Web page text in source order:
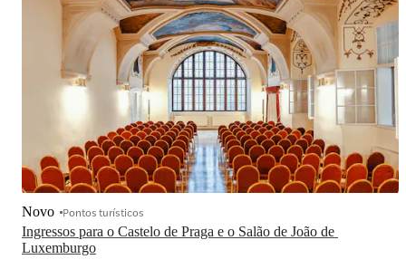
Ingressos para o Castelo de Praga e o Salão de João de
Luxemburgo
Novo Pontos turísticos